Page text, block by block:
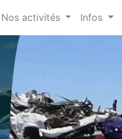
Nos activités Infos